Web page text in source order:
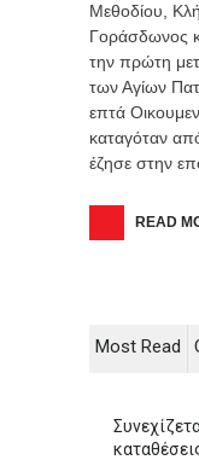
Μεθοδίου,
Γοράσδωνος
την πρώτη
των Αγίων
επτά
καταγόταν
έζησε στην
READ
Most Read